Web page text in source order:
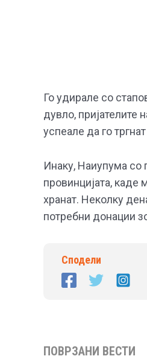
Го удирале со
дувло, пријателите
успеале да го
Инаку, Наиупума со
провинцијата,
хранат. Неколку
потребни донации
Сподели
ПОВРЗАНИ ВЕСТИ